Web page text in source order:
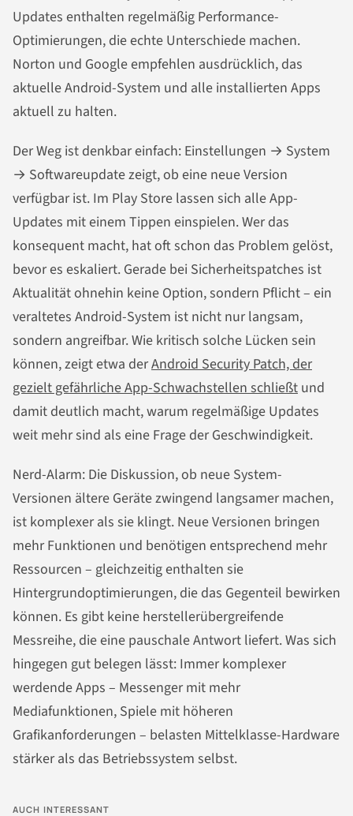
Updates enthalten regelmäßig Performance-
Optimierungen, die echte Unterschiede machen.
Norton und Google empfehlen ausdrücklich, das
aktuelle Android-System und alle installierten Apps
aktuell zu halten.
Der Weg ist denkbar einfach: Einstellungen → System
→ Softwareupdate zeigt, ob eine neue Version
verfügbar ist. Im Play Store lassen sich alle App-
Updates mit einem Tippen einspielen. Wer das
konsequent macht, hat oft schon das Problem gelöst,
bevor es eskaliert. Gerade bei Sicherheitspatches ist
Aktualität ohnehin keine Option, sondern Pflicht – ein
veraltetes Android-System ist nicht nur langsam,
sondern angreifbar. Wie kritisch solche Lücken sein
können, zeigt etwa derAndroid Security Patch, der
gezielt gefährliche App-Schwachstellen schließt und
damit deutlich macht, warum regelmäßige Updates
weit mehr sind als eine Frage der Geschwindigkeit.
Nerd-Alarm: Die Diskussion, ob neue System-
Versionen ältere Geräte zwingend langsamer machen,
ist komplexer als sie klingt. Neue Versionen bringen
mehr Funktionen und benötigen entsprechend mehr
Ressourcen – gleichzeitig enthalten sie
Hintergrundoptimierungen, die das Gegenteil bewirken
können. Es gibt keine herstellerübergreifende
Messreihe, die eine pauschale Antwort liefert. Was sich
hingegen gut belegen lässt: Immer komplexer
werdende Apps – Messenger mit mehr
Mediafunktionen, Spiele mit höheren
Grafikanforderungen – belasten Mittelklasse-Hardware
stärker als das Betriebssystem selbst.
AUCH INTERESSANT